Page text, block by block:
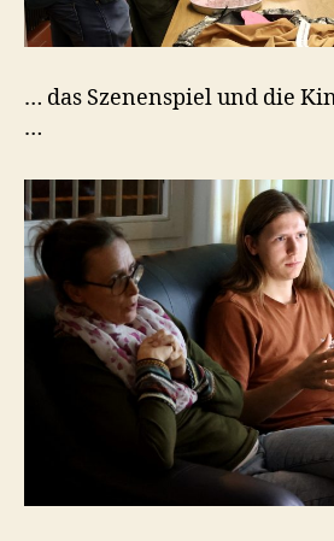
… das Szenenspiel und die
…